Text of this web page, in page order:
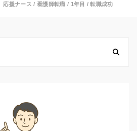
応援ナース / 看護師転職 / 1年目 /転職成功